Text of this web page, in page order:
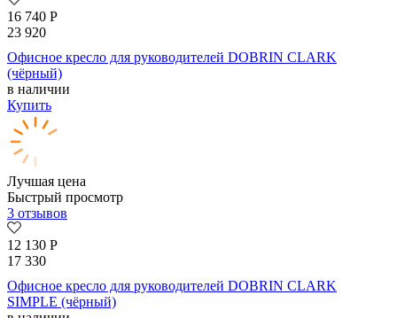
16 740 Р
23 920
Офисное кресло для руководителей DOBRIN CLARK
(чёрный)
в наличии
Купить
Лучшая цена
Быстрый просмотр
3 отзывов
12 130 Р
17 330
Офисное кресло для руководителей DOBRIN CLARK
SIMPLE (чёрный)